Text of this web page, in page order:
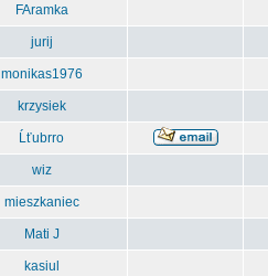
FAramka
jurij
monikas1976
krzysiek
Ĺťubrro
wiz
mieszkaniec
Mati J
kasiul